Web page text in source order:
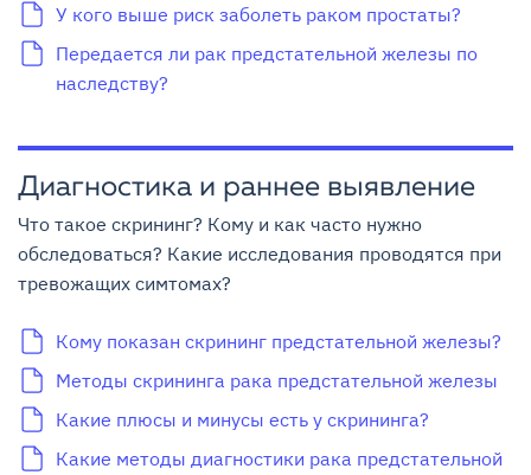
У кого выше риск заболеть раком простаты?
Передается ли рак предстательной железы по
наследству?
Диагностика и раннее выявление
Что такое скрининг? Кому и как часто нужно
обследоваться? Какие исследования проводятся при
тревожащих симтомах?
Кому показан скрининг предстательной железы?
Методы скрининга рака предстательной железы
Какие плюсы и минусы есть у скрининга?
Какие методы диагностики рака предстательной